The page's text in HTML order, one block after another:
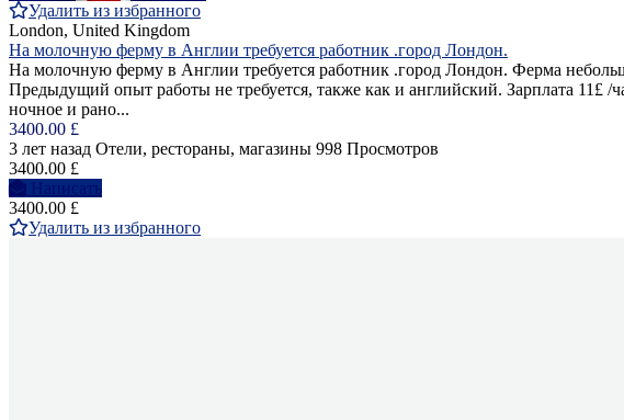
Удалить из избранного
London, United Kingdom
На молочную ферму в Англии требуется работник .город Лондон.
На молочную ферму в Англии требуется работник .город Лондон. Ферма
Предыдущий опыт работы не требуется, также как и английский. Зарплата
ночное и рано...
3400.00 £
3 лет назад Отели, рестораны, магазины 998 Просмотров
3400.00 £
Написать
3400.00 £
Удалить из избранного